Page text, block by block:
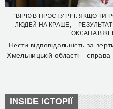
“ВІРЮ В ПРОСТУ РІЧ: ЯКЩО
ЛЮДЕЙ НА КРАЩЕ, –
ОКСАНА
Нести відповідальність за
Хмельницькій області –
INSIDE ІСТОРІЇ